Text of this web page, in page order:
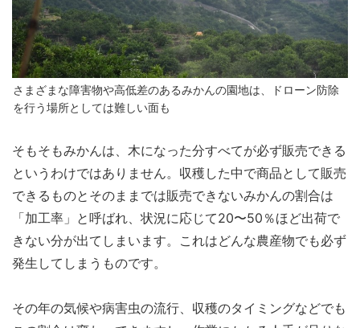
さまざまな障害物や高低差のあるみかんの園地は、ドローン防除
を行う場所としては難しい面も
そもそもみかんは、木になった分すべてが必ず販売できる
というわけではありません。収穫した中で商品として販売
できるものとそのままでは販売できないみかんの割合は
「加工率」と呼ばれ、状況に応じて20〜50％ほど出荷で
きない分が出てしまいます。これはどんな農産物でも必ず
発生してしまうものです。
その年の気候や病害虫の流行、収穫のタイミングなどでも